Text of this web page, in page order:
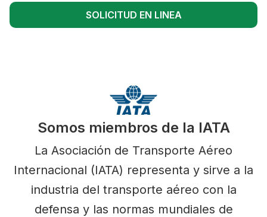
SOLICITUD EN LINEA
Somos miembros de la IATA
La Asociación de Transporte Aéreo
Internacional (IATA) representa y sirve a la
industria del transporte aéreo con la
defensa y las normas mundiales de